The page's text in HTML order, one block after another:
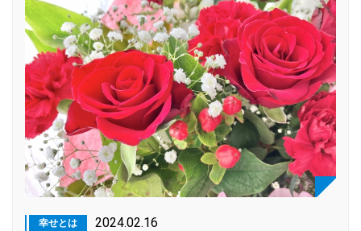
幸せとは 2024.02.16